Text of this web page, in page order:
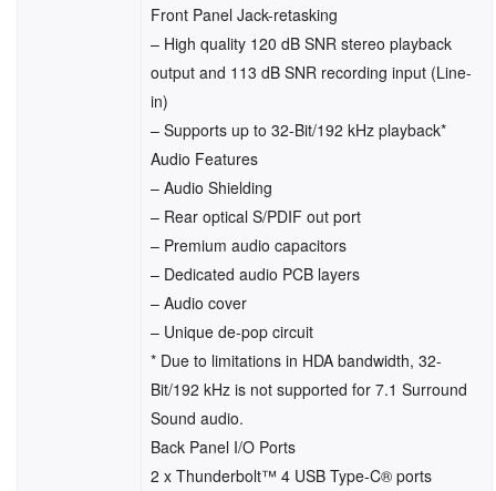
Front Panel Jack-retasking
– High quality 120 dB SNR stereo playback
output and 113 dB SNR recording input (Line-
in)
– Supports up to 32-Bit/192 kHz playback*
Audio Features
– Audio Shielding
– Rear optical S/PDIF out port
– Premium audio capacitors
– Dedicated audio PCB layers
– Audio cover
– Unique de-pop circuit
* Due to limitations in HDA bandwidth, 32-
Bit/192 kHz is not supported for 7.1 Surround
Sound audio.
Back Panel I/O Ports
2 x Thunderbolt™ 4 USB Type-C® ports